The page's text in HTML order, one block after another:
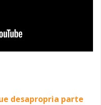
desapropria parte